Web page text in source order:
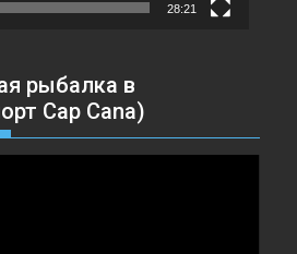
28:21
рыбалка в
Cap Cana)